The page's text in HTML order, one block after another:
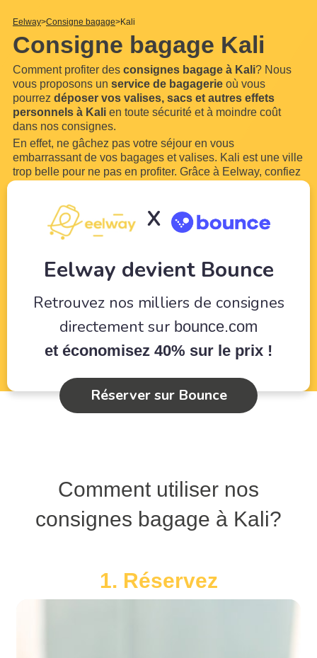
Eelway Consigne bagage Kali
Consigne bagage Kali
Comment profiter des consignes bagage à Kali? Nous
vous proposons un service de bagagerie où vous
pourrez déposer vos valises, sacs et autres effets
personnels à Kali en toute sécurité et à moindre coût
dans nos consignes.
En effet, ne gâchez pas votre séjour en vous
embarrassant de vos bagages et valises. Kali est une ville
trop belle pour ne pas en profiter. Grâce à Eelway, confiez
Lire plus
X
Eelway devient Bounce
Retrouvez nos milliers de consignes
directement sur bounce.com
et économisez 40% sur le prix !
Réserver sur Bounce
Comment utiliser nos
consignes bagage à Kali?
1. Réservez